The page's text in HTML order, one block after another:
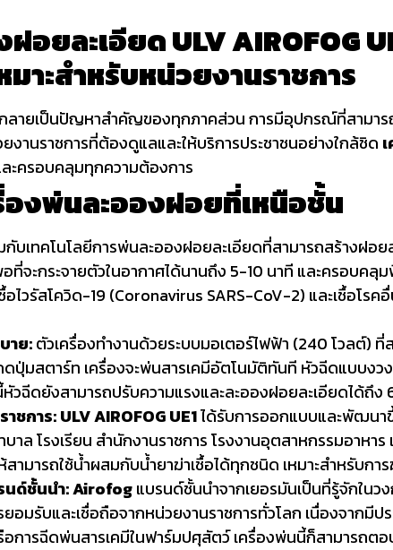
อยละเอียด ULV AIROFOG
มาะสำหรับหน่วยงานราชการ
กลายเป็นปัญหาสำคัญของทุกภาคส่วน การมีอุปกรณ์ที่สามา
ยงานราชการที่ต้องดูแลและให้บริการประชาชนอย่างใกล้ชิด
ะครอบคลุมทุกความต้องการ
องพ่นละอองฝอยที่เหนือชั้น
บเทคโนโลยีการพ่นละอองฝอยละเอียดที่สามารถสร้างฝอย
จะกระจายตัวในอากาศได้นานถึง 5-10 นาที และครอบค
ไวรัสโควิด-19 (Coronavirus SARS-CoV-2) และเชื้อโรคอื่
าย:ตัวเครื่องทำงานด้วยระบบมอเตอร์ไฟฟ้า (240 โวลต์)
ปุ่มสตาร์ท เครื่องจะพ่นสารเคมีอัตโนมัติทันที หัวฉีดแบบง
ฉีดยังสามารถปรับความแรงและละอองฝอยละเอียดได้ถึง
าชการ:ULV AIROFOG UE1ได้รับการออกแบบและพัฒนา
าล โรงเรียน สำนักงานราชการ โรงงานอุตสาหกรรมอาหา
ามารถใช้น้ำผสมกับน้ำยาฆ่าเชื้อได้ทุกชนิด เหมาะสำหรับกา
นด์ชั้นนำ:Airofogแบรนด์ชั้นนำจากเยอรมันเป็นที่รู้จักในว
ยอมรับและเชื่อถือจากหน่วยงานราชการทั่วโลก เนื่องจากมีป
อการฉีดพ่นสารเคมีในฟาร์มปศุสัตว์ เครื่องพ่นนี้ก็สามารถ